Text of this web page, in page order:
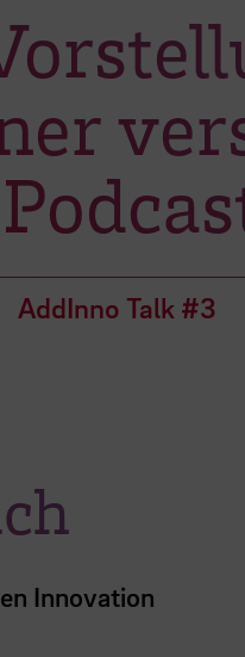
AddInno Talk #3
Innovation